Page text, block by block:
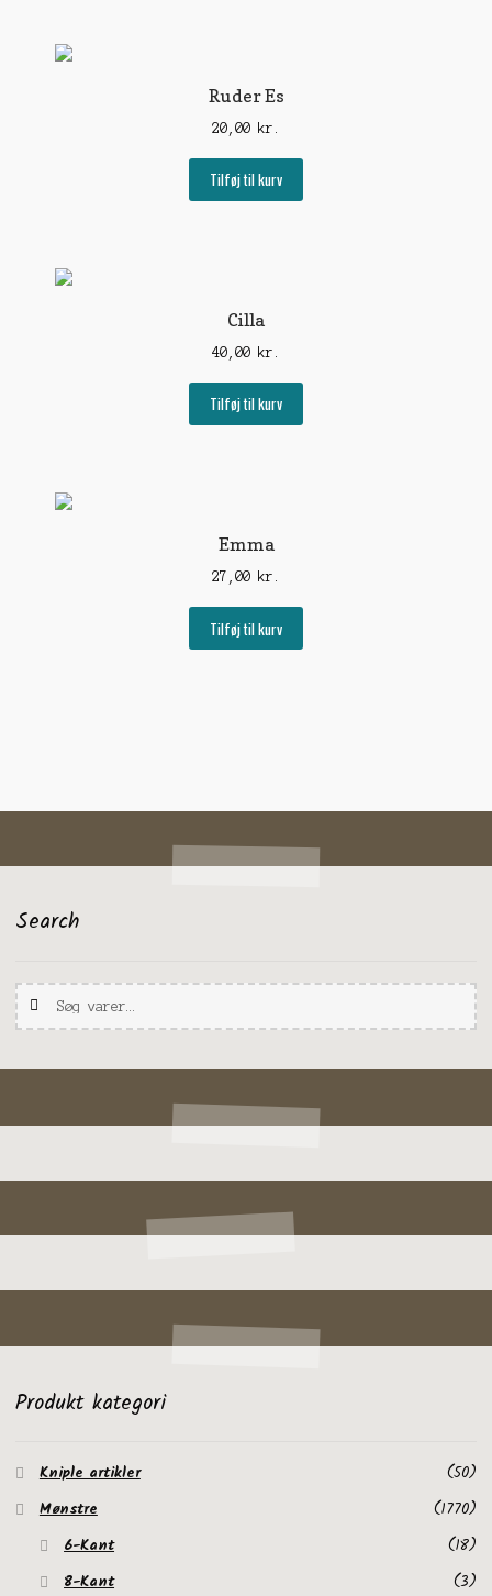
Ruder Es
20,00 kr.
Tilføj til kurv
Cilla
40,00 kr.
Tilføj til kurv
Emma
27,00 kr.
Tilføj til kurv
Search
Søg
efter:
Søg
Produkt kategori
Kniple artikler
(50)
Mønstre
(1770)
6-Kant
(18)
8-Kant
(3)